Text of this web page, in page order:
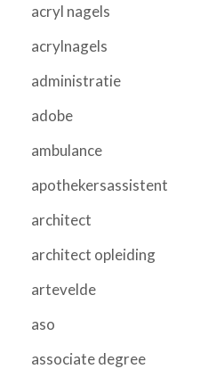
acryl nagels
acrylnagels
administratie
adobe
ambulance
apothekersassistent
architect
architect opleiding
artevelde
aso
associate degree